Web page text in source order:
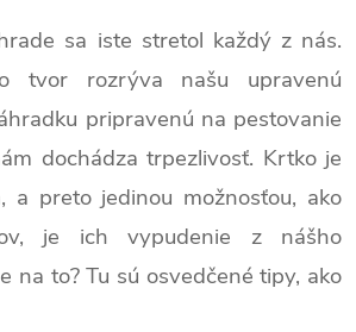
sa iste stretol každý z nás.
tvor rozrýva našu upravenú
pripravenú na pestovanie
dochádza trpezlivosť. Krtko je
a preto jedinou možnosťou, ako
je ich vypudenie z nášho
na to? Tu sú osvedčené tipy, ako